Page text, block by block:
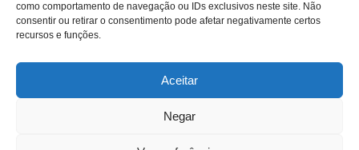
como comportamento de navegação ou IDs exclusivos neste site. Não
consentir ou retirar o consentimento pode afetar negativamente certos
recursos e funções.
Aceitar
Negar